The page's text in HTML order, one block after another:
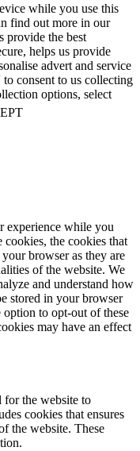
while you use this
find out more in our
provide the best
helps us provide
advert and service
to consent to us collecting
options, select
experience while you
cookies, the cookies that
browser as they are
of the website. We
and understand how
stored in your browser
to opt-out of these
may have an effect
for the website to
cookies that ensures
the website. These